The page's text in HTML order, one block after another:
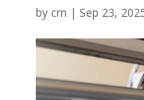
by crn | Sep 23,